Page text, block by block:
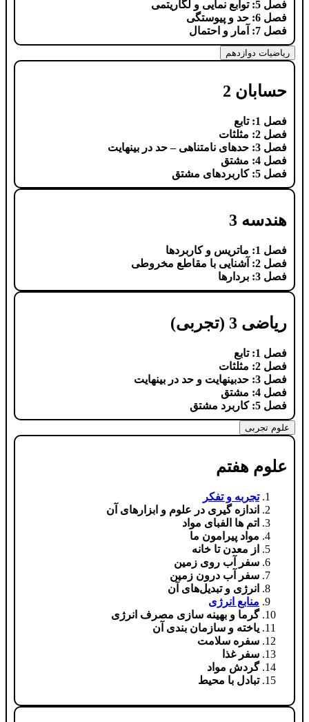
فصل 5: توابع نمایی و لگاریتمی
فصل 6: حد و پیوستگی
فصل 7: آمار و احتمال
ریاضیات دوازدهم
حسابان 2
فصل 1: تابع
فصل 2: مثلثات
فصل 3: حدهای نامتناهی – حد در بینهایت
فصل 4: مشتق
فصل 5: کاربردهای مشتق
هندسه 3
فصل 1: ماتریس و کاربردها
فصل 2: آشنایی با مقاطع مخروطی
فصل 3: بردارها
ریاضی 3 (تجربی)
فصل 1: تابع
فصل 2: مثلثات
فصل 3: حدبینهایت و حد در بینهایت
فصل 4: مشتق
فصل 5: کاربرد مشتق
علوم تجربی
علوم هفتم
تجربه و تفکر
اندازه گیری در علوم و ابزارهای آن
اتم ها الفبای مواد
مواد پیرامون ما
از معدن تا خانه
سفر آب روی زمین
سفر آب درون زمین
انرژی و تبدیل‌های آن
منابع انرژی
گرما و بهینه سازی مصرف انرژی
یاخته و سازمان بندی آن
سفره سلامت
سفر غذا
گردش مواد
تبادل با محیط